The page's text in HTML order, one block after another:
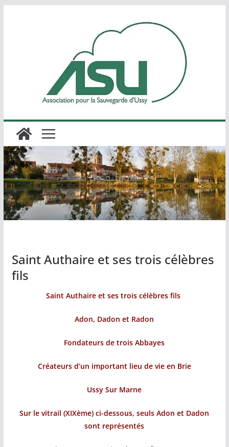
Saint Authaire et ses trois célèbres
fils
Saint Authaire et ses trois célèbres fils
Adon, Dadon et Radon
Fondateurs de trois Abbayes
Créateurs d’un important lieu de vie en Brie
Ussy Sur Marne
Sur le vitrail (XIXème) ci-dessous, seuls Adon et Dadon
sont représentés